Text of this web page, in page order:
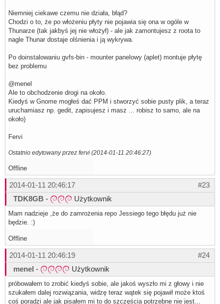
Niemniej ciekawe czemu nie działa, błąd?
Chodzi o to, że po włożeniu płyty nie pojawia się ona w ogóle w
Thunarze (tak jakbyś jej nie włożył) - ale jak zamontujesz z roota to
nagle Thunar dostaje olśnienia i ją wykrywa.
Po doinstalowaniu gvfs-bin - mounter panelowy (aplet) montuje płytę
bez problemu
@menel
Ale to obchodzenie drogi na około.
Kiedyś w Gnome mogłeś dać PPM i stworzyć sobie pusty plik, a teraz
uruchamiasz np. gedit, zapisujesz i masz ... robisz to samo, ale na
około)
Fervi
Ostatnio edytowany przez fervi (2014-01-11 20:46:27)
Offline
#23
2014-01-11 20:46:17
TDK8GB - Użytkownik
Mam nadzieje ,że do zamrożenia repo Jessiego tego błędu już nie
będzie. :)
Offline
#24
2014-01-11 20:46:19
menel - Użytkownik
próbowałem to zrobić kiedyś sobie, ale jakoś wyszło mi z głowy i nie
szukałem dalej rozwiązania, widzę teraz wątek się pojawił może ktoś
coś poradzi ale jak pisałem mi to do szczęścia potrzebne nie jest...